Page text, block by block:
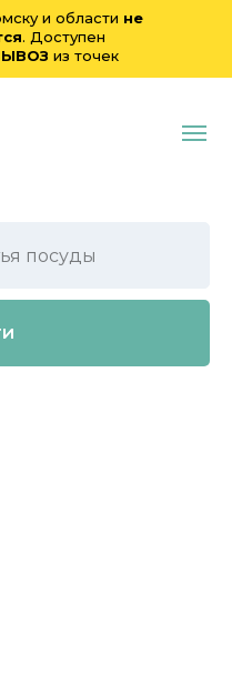
и области не
. Доступен
из точек